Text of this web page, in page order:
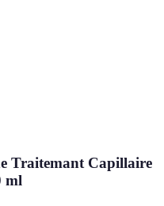
Traitemant Capillaire
ml